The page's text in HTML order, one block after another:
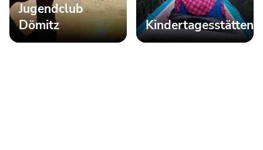
Jugendclub
Dömitz
Kindertagesstätten